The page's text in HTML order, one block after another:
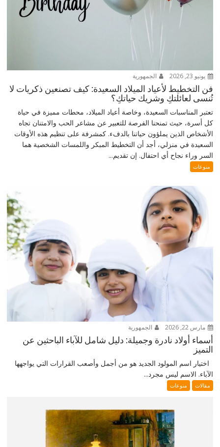
يونيو 23, 2026 الجمهورية
فن التخطيط لأعياد الميلاد السعيدة: كيف تصنعين ذكريات لا
تُنسى لعائلتكِ وشريك حياتكِ؟
تعتبر المناسبات السعيدة، وخاصة أعياد الميلاد، محطات مميزة في حياة
كل أسرة، حيث تمنحنا الفرصة للتعبير عن مشاعر الحب والامتنان تجاه
الأشخاص الذين يملؤون حياتنا بالدفء. كمشرفة على تنظيم هذه الأوقات
السعيدة في منزلي، أجد أن التخطيط المبكر واللمسات الشخصية هما
السر وراء نجاح أي احتفال. إن تقديم...
منوعات
مارس 22, 2026 الجمهورية
أسماء أولاد نادرة وجميلة: دليل شامل للآباء الباحثين عن
التميز
اختيار اسم المولود الجديد هو من أجمل وأصعب القرارات التي يواجهها
الآباء. الاسم ليس مجرد...
مقالات منوعات